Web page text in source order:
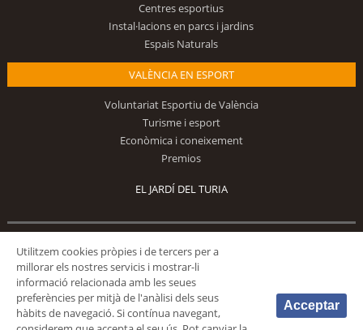
Centres esportius
Instal·lacions en parcs i jardins
Espais Naturals
VALÈNCIA EN ESPORT
Voluntariat Esportiu de València
Turisme i esport
Econòmica i coneixement
Premios
EL JARDÍ DEL TURIA
Utilitzem cookies pròpies i de tercers per a
millorar els nostres servicis i mostrar-li
informació relacionada amb les seues
preferències per mitjà de l'anàlisi dels seus
hàbits de navegació. Si contínua navegant,
Acceptar